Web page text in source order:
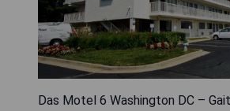
Das Motel 6 Washington DC –